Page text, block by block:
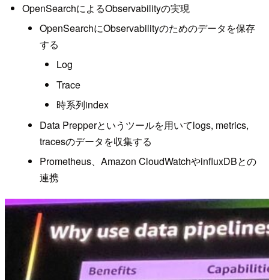
OpenSearchによるObservabilityの実現
OpenSearchにObservabilityのためのデータを保存
する
Log
Trace
時系列index
Data Prepperというツールを用いてlogs, metrics,
tracesのデータを収集する
Prometheus、Amazon CloudWatchやinfluxDBとの
連携